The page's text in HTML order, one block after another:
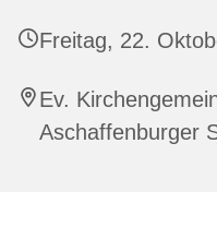
Freitag, 22.
Ev.
Aschaffenburger